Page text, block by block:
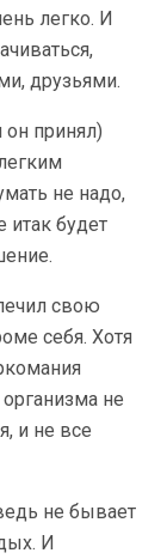
легко. И
друзьями.
принял)
не надо,
итак будет
свою
себя. Хотя
не
и не все
не бывает
И